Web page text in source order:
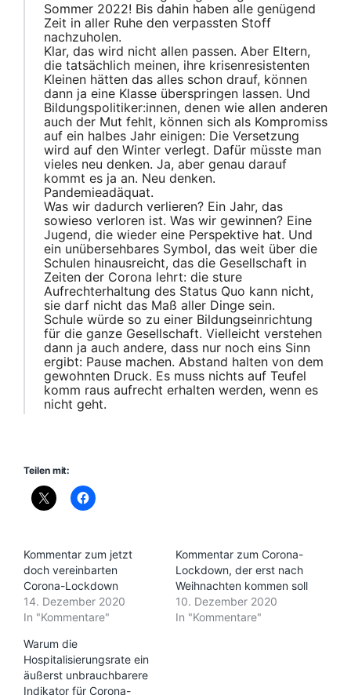
Sommer 2022! Bis dahin haben alle genügend
Zeit in aller Ruhe den verpassten Stoff
nachzuholen.
Klar, das wird nicht allen passen. Aber Eltern,
die tatsächlich meinen, ihre krisenresistenten
Kleinen hätten das alles schon drauf, können
dann ja eine Klasse überspringen lassen. Und
Bildungspolitiker:innen, denen wie allen anderen
auch der Mut fehlt, können sich als Kompromiss
auf ein halbes Jahr einigen: Die Versetzung
wird auf den Winter verlegt. Dafür müsste man
vieles neu denken. Ja, aber genau darauf
kommt es ja an. Neu denken.
Pandemieadäquat.
Was wir dadurch verlieren? Ein Jahr, das
sowieso verloren ist. Was wir gewinnen? Eine
Jugend, die wieder eine Perspektive hat. Und
ein unübersehbares Symbol, das weit über die
Schulen hinausreicht, das die Gesellschaft in
Zeiten der Corona lehrt: die sture
Aufrechterhaltung des Status Quo kann nicht,
sie darf nicht das Maß aller Dinge sein.
Schule würde so zu einer Bildungseinrichtung
für die ganze Gesellschaft. Vielleicht verstehen
dann ja auch andere, dass nur noch eins Sinn
ergibt: Pause machen. Abstand halten von dem
gewohnten Druck. Es muss nichts auf Teufel
komm raus aufrecht erhalten werden, wenn es
nicht geht.
Teilen mit:
Kommentar zum jetzt
doch vereinbarten
Corona-Lockdown
14. Dezember 2020
In "Kommentare"
Kommentar zum Corona-
Lockdown, der erst nach
Weihnachten kommen soll
10. Dezember 2020
In "Kommentare"
Warum die
Hospitalisierungsrate ein
äußerst unbrauchbarere
Indikator für Corona-